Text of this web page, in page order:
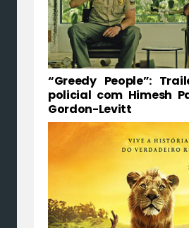
“Greedy People”:
policial com Himesh
Gordon-Levitt